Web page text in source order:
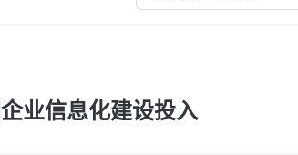
业信息化建设投入